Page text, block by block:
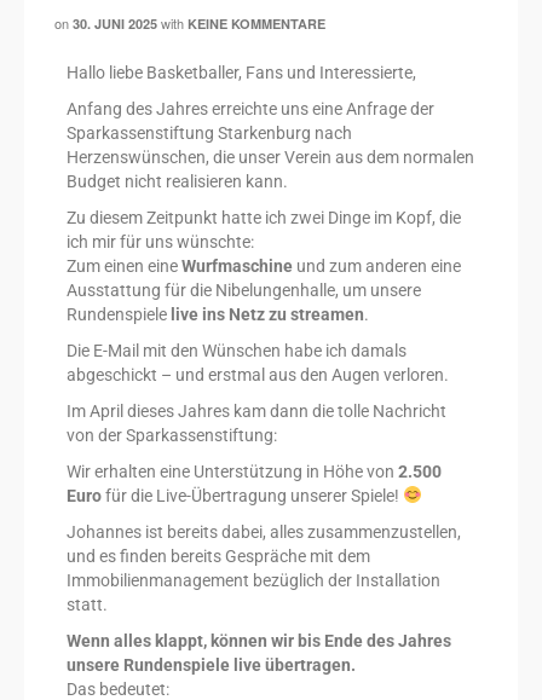
on 30. JUNI 2025 with KEINE KOMMENTARE
Hallo liebe Basketballer, Fans und Interessierte,
Anfang des Jahres erreichte uns eine Anfrage der
Sparkassenstiftung Starkenburg nach
Herzenswünschen, die unser Verein aus dem normalen
Budget nicht realisieren kann.
Zu diesem Zeitpunkt hatte ich zwei Dinge im Kopf, die
ich mir für uns wünschte:
Zum einen eineWurfmaschine und zum anderen eine
Ausstattung für die Nibelungenhalle, um unsere
Rundenspiele live ins Netz zu streamen.
Die E-Mail mit den Wünschen habe ich damals
abgeschickt – und erstmal aus den Augen verloren.
Im April dieses Jahres kam dann die tolle Nachricht
von der Sparkassenstiftung:
Wir erhalten eine Unterstützung in Höhe von 2.500
Eurofür die Live-Übertragung unserer Spiele!
Johannes ist bereits dabei, alles zusammenzustellen,
und es finden bereits Gespräche mit dem
Immobilienmanagement bezüglich der Installation
statt.
Wenn alles klappt, können wir bis Ende des Jahres
unsere Rundenspiele live übertragen.
Das bedeutet: